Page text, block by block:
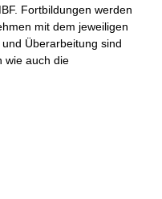
Fortbildungen werden
mit dem jeweiligen
Überarbeitung sind
wie auch die